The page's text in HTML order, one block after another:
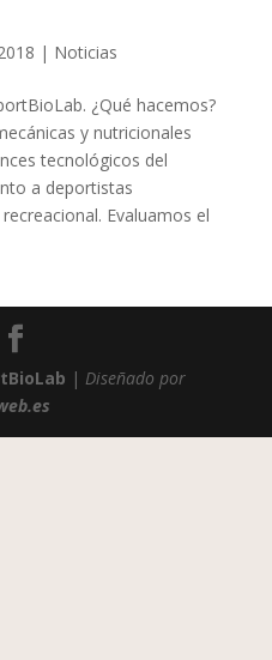
| Noticias
¿Qué hacemos?
y nutricionales
tecnológicos del
a deportistas
Evaluamos el
|Diseñado por